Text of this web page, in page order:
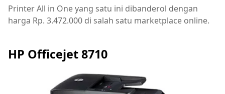
Printer All in One yang satu ini dibanderol dengan
harga Rp. 3.472.000 di salah satu marketplace online.
HP Officejet 8710